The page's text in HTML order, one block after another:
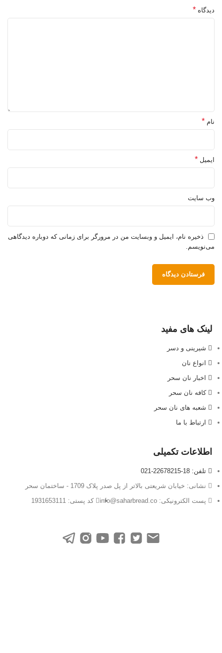
دیدگاه *
نام *
ایمیل *
وب‌ سایت
ذخیره نام، ایمیل و وبسایت من در مرورگر برای زمانی که دوباره دیدگاهی
می‌نویسم.
لینک های مفید
شیرینی و دسر
انواع نان
اخبار نان سحر
کافه نان سحر
شعبه های نان سحر
ارتباط با ما
اطلاعات تکمیلی
تلفن: 18-22678215-021
نشانی: خیابان شریعتی بالاتر از پل صدر پلاک 1709 - ساختمان سحر
پست الکترونیکی: info@saharbread.co
کد پستی: 1931653111